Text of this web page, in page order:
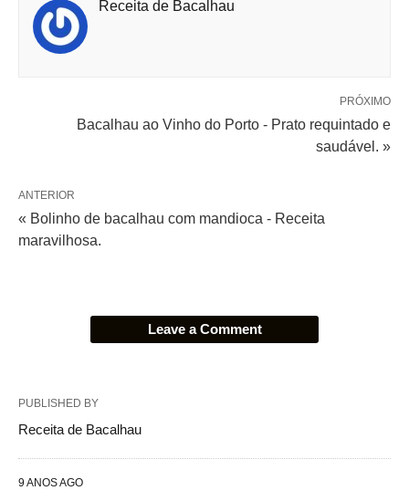
Receita de Bacalhau
PRÓXIMO
Bacalhau ao Vinho do Porto - Prato requintado e
saudável. »
ANTERIOR
« Bolinho de bacalhau com mandioca - Receita
maravilhosa.
Leave a Comment
PUBLISHED BY
Receita de Bacalhau
9 ANOS AGO